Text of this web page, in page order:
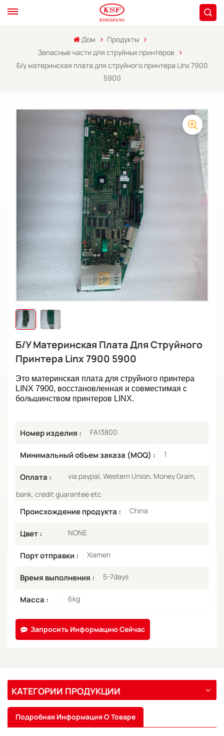
Дом
Продукты
Запасные части для струйных принтеров
Б/у материнская плата для струйного принтера Linx 7900
5900
Б/у Материнская Плата Для Струйного
Принтера Linx 7900 5900
Это материнская плата для струйного принтера
LINX 7900, восстановленная и совместимая с
большинством принтеров LINX.
Номер изделия : FA13800
Минимальный объем заказа (MOQ) : 1
Оплата :
via paypal, Western Union, Money Gram,
bank, credit guarantee etc
Происхождение продукта : China
Цвет : NONE
Порт отправки : Xiamen
Время выполнения : 5-7days
Масса : 6kg
Запросить Информацию Сейчас
КАТЕГОРИИ ПРОДУКЦИИ
Подробная Информация О Товаре